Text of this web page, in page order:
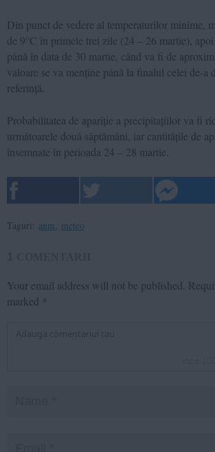
Din punct de vedere al temperaturilor minime,
de 9°C în primele trei zile (24 – 26 martie),
până în data de 30 martie, când va fi de
valoare se va menține până la finalul celei de-a
referință.
Probabilitatea de apariție a precipitațiilor va fi
următoarele două săptămâni, iar cantitățile de
însemnate în perioada 24 – 28 martie.
Taguri: anm meteo
Your email address will not be published.
marked *